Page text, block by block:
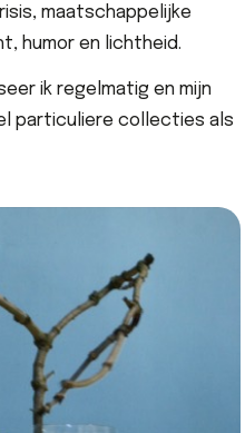
maatschappelijke
humor en lichtheid.
ik regelmatig en mijn
particuliere collecties als